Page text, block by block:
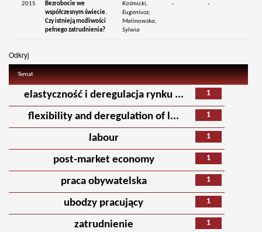
2015
Bezrobocie we
współczesnym świecie.
Czy istnieją możliwości
pełnego zatrudnienia?
Kośmicki,
Eugeniusz;
Malinowska,
Sylwia
- -
Odkryj
Temat
1
elastyczność i deregulacja rynku ...
1
flexibility and deregulation of l...
1
labour
1
post-market economy
1
praca obywatelska
1
ubodzy pracujący
1
zatrudnienie